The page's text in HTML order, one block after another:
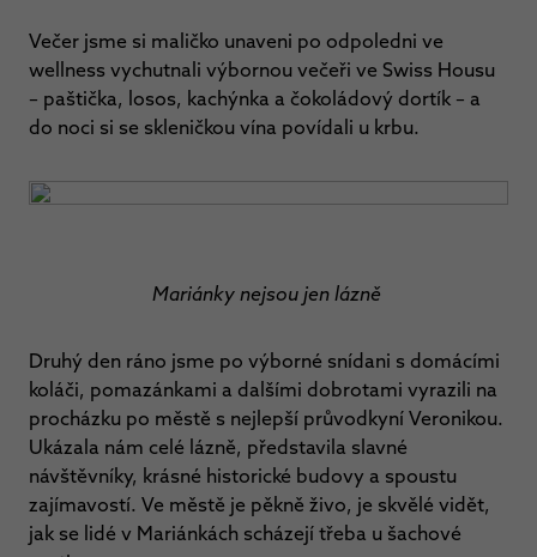
Večer jsme si maličko unaveni po odpoledni ve
wellness vychutnali výbornou večeři ve Swiss Housu
– paštička, losos, kachýnka a čokoládový dortík – a
do noci si se skleničkou vína povídali u krbu.
Mariánky nejsou jen lázně
Druhý den ráno jsme po výborné snídani s domácími
koláči, pomazánkami a dalšími dobrotami vyrazili na
procházku po městě s nejlepší průvodkyní Veronikou.
Ukázala nám celé lázně, představila slavné
návštěvníky, krásné historické budovy a spoustu
zajímavostí. Ve městě je pěkně živo, je skvělé vidět,
jak se lidé v Mariánkách scházejí třeba u šachové